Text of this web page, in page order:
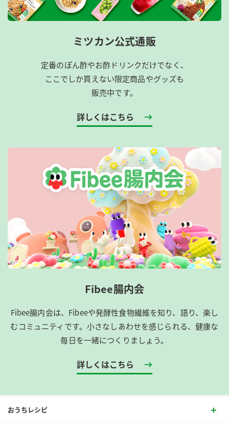
ミツカン公式通販
定番のぽん酢やお酢ドリンクだけでなく、
ここでしか買えない限定商品やグッズも
販売中です。
詳しくはこちら
Fibee腸内会
Fibee腸内会は、​Fibeeや発酵性食物繊維を知り、語り、楽し
むコミュニティです。​小さなしあわせを感じられる、健康な
毎日を一緒につくりましょう。
詳しくはこちら
おうちレシピ